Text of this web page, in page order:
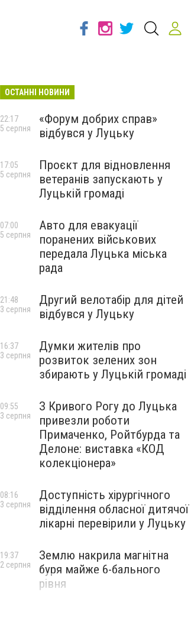
ОСТАННІ НОВИНИ
«Форум добрих справ»
відбувся у Луцьку
22:17
5 серпня
Проєкт для відновлення
ветеранів запускають у
Луцькій громаді
17:05
5 серпня
Авто для евакуації
поранених військових
передала Луцька міська
рада
07:00
5 серпня
Другий велотабір для дітей
відбувся у Луцьку
21:48
3 серпня
Думки жителів про
розвиток зелених зон
збирають у Луцькій громаді
16:37
3 серпня
З Кривого Рогу до Луцька
привезли роботи
Примаченко, Ройтбурда та
Делоне: виставка «КОД
колекціонера»
09:55
3 серпня
Доступність хірургічного
відділення обласної дитячої
лікарні перевірили у Луцьку
08:16
3 серпня
Землю накрила магнітна
буря майже 6-бального
рівня
19:37
2 серпня